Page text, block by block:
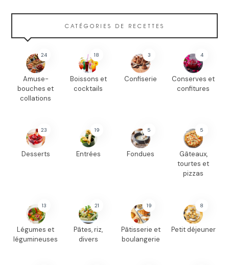
CATÉGORIES DE RECETTES
24
Amuse-
bouches et
collations
18
Boissons et
cocktails
3
Confiserie
4
Conserves et
confitures
23
Desserts
19
Entrées
5
Fondues
5
Gâteaux,
tourtes et
pizzas
13
Légumes et
légumineuses
21
Pâtes, riz,
divers
19
Pâtisserie et
boulangerie
8
Petit déjeuner